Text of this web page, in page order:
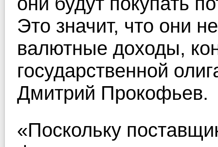
Это значит, что они
валютные доходы,
государственной
Дмитрий Прокофьев.
«Поскольку